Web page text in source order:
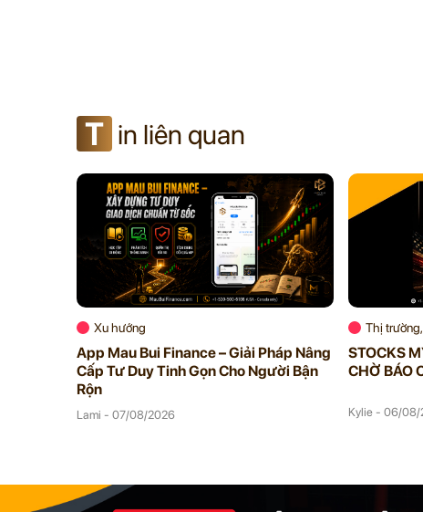
T in liên quan
Xu hướng
App Mau Bui Finance – Giải Pháp Nâng
Cấp Tư Duy Tinh Gọn Cho Người Bận
Rộn
Lami - 07/08/2026
Thị
STOCKS
CHỜ BÁO
Kylie - 06/08/